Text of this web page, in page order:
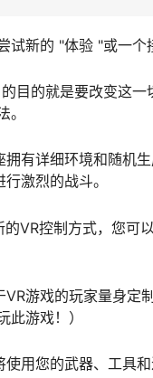
试新的 "体验 "或一
目的就是要改变这
有详细环境和随机
激烈的战斗。
的VR控制方式，您可
游戏的玩家量身定
此游戏！）
用您的武器、工具